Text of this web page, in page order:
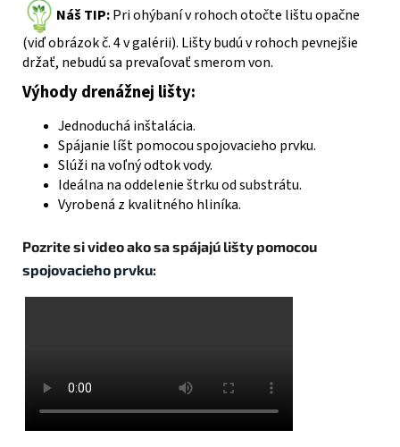
Náš TIP:Pri ohýbaní v rohoch otočte lištu opačne
(viď obrázok č. 4 v galérii). Lišty budú v rohoch pevnejšie
držať, nebudú sa prevaľovať smerom von.
Výhody drenážnej lišty:
Jednoduchá inštalácia.
Spájanie líšt pomocou spojovacieho prvku.
Slúži na voľný odtok vody.
Ideálna na oddelenie štrku od substrátu.
Vyrobená z kvalitného hliníka.
Pozrite si video ako sa spájajú lišty pomocou
spojovacieho prvku: